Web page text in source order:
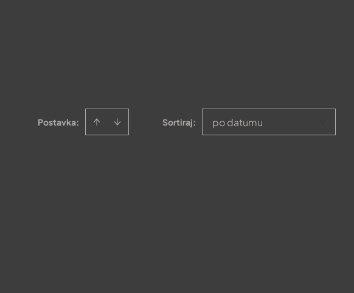
Postavka: Sortiraj: po datumu